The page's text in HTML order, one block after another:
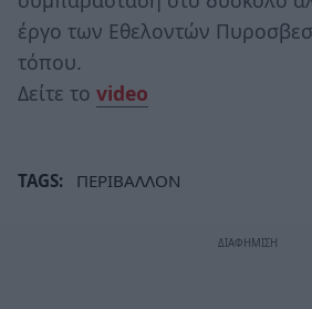
έργο των Εθελοντών
τόπου.
Δείτε το video
TAGS: ΠΕΡΙΒΑΛΛΟΝ